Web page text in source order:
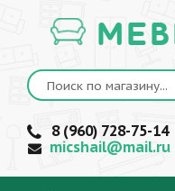
8 (960) 728-75-14
micshail@mail.ru